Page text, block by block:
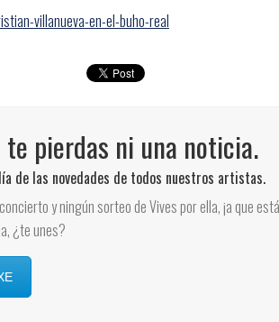
villanueva-en-el-buho-real
pierdas ni una noticia.
de las novedades de todos nuestros artistas.
y ningún sorteo de Vives por ella, ¡a que
¿te unes?